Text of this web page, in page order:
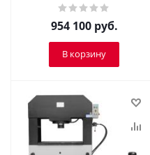
954 100руб.
В корзину